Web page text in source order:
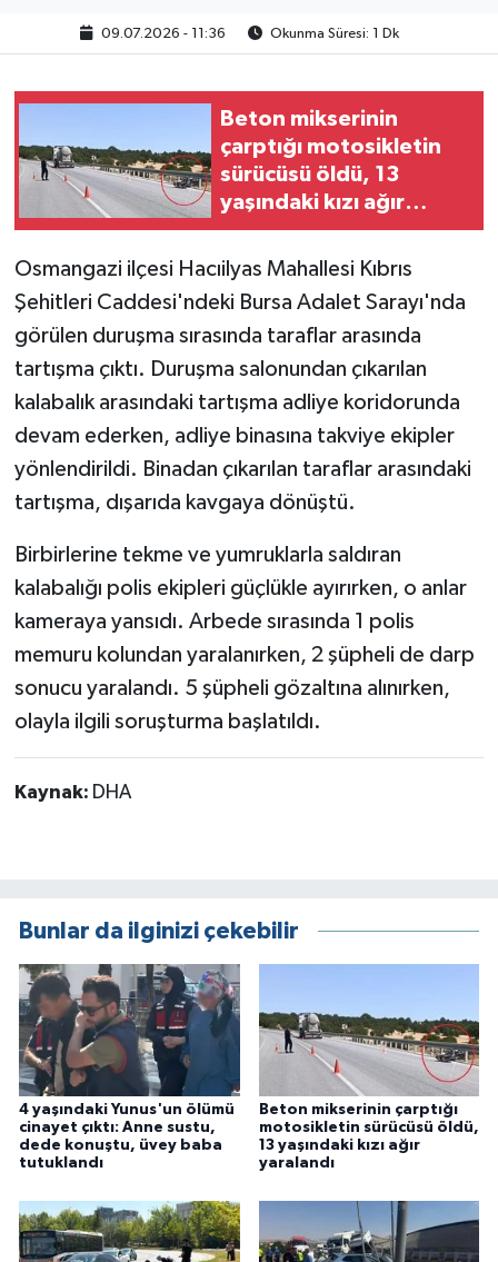
09.07.2026 - 11:36 Okunma Süresi: 1 Dk
Beton mikserinin
çarptığı motosikletin
sürücüsü öldü, 13
yaşındaki kızı ağır
yaralandı
Osmangazi ilçesi Hacıilyas Mahallesi Kıbrıs
Şehitleri Caddesi'ndeki Bursa Adalet Sarayı'nda
görülen duruşma sırasında taraflar arasında
tartışma çıktı. Duruşma salonundan çıkarılan
kalabalık arasındaki tartışma adliye koridorunda
devam ederken, adliye binasına takviye ekipler
yönlendirildi. Binadan çıkarılan taraflar arasındaki
tartışma, dışarıda kavgaya dönüştü.
Birbirlerine tekme ve yumruklarla saldıran
kalabalığı polis ekipleri güçlükle ayırırken, o anlar
kameraya yansıdı. Arbede sırasında 1 polis
memuru kolundan yaralanırken, 2 şüpheli de darp
sonucu yaralandı. 5 şüpheli gözaltına alınırken,
olayla ilgili soruşturma başlatıldı.
Kaynak: DHA
Bunlar da ilginizi çekebilir
4 yaşındaki Yunus'un ölümü
cinayet çıktı: Anne sustu,
dede konuştu, üvey baba
tutuklandı
Beton mikserinin çarptığı
motosikletin sürücüsü öldü,
13 yaşındaki kızı ağır
yaralandı
Kadın
2024 Seçim Sonuçları